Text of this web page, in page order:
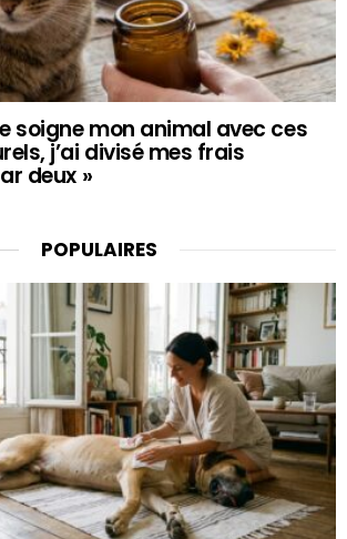
soigne mon animal avec ces
j’ai divisé mes frais
deux »
POPULAIRES